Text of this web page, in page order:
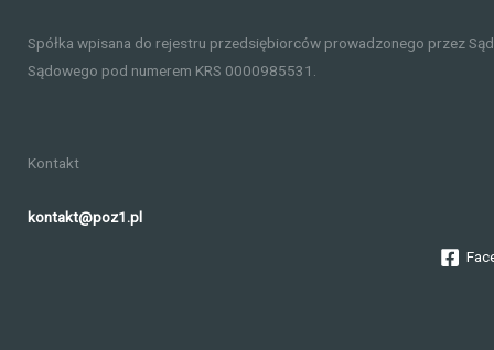
Spółka wpisana do rejestru przedsiębiorców prowadzonego przez
Sądowego pod numerem KRS 0000985531.
Kontakt
kontakt@poz1.pl